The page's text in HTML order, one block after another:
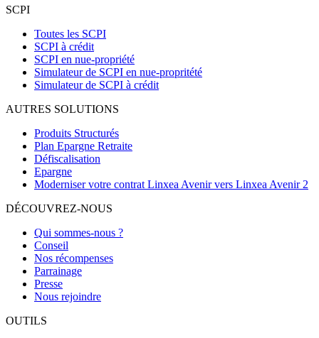
SCPI
Toutes les SCPI
SCPI à crédit
SCPI en nue-propriété
Simulateur de SCPI en nue-propritété
Simulateur de SCPI à crédit
AUTRES SOLUTIONS
Produits Structurés
Plan Epargne Retraite
Défiscalisation
Epargne
Moderniser votre contrat Linxea Avenir vers Linxea Avenir 2
DÉCOUVREZ-NOUS
Qui sommes-nous ?
Conseil
Nos récompenses
Parrainage
Presse
Nous rejoindre
OUTILS